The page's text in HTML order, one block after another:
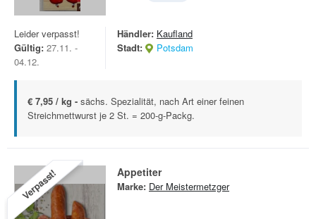
Leider verpasst!
Gültig: 27.11. -
04.12.
Händler: Kaufland
Stadt:
Potsdam
€ 7,95 / kg - sächs. Spezialität, nach Art einer feinen
Streichmettwurst je 2 St. = 200-g-Packg.
Verpasst! Appetiter
Marke: Der Meistermetzger